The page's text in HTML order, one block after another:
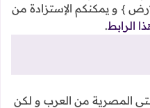
} و يمكنكم الإستزادة من
الرابط.
المصرية من العرب و لكن